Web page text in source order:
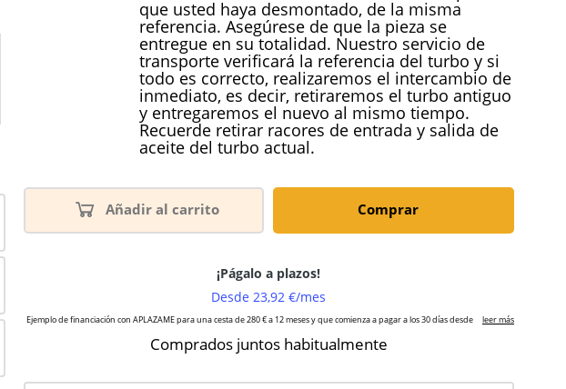
que usted haya desmontado, de la misma
referencia. Asegúrese de que la pieza se
entregue en su totalidad. Nuestro servicio de
transporte verificará la referencia del turbo y si
todo es correcto, realizaremos el intercambio de
inmediato, es decir, retiraremos el turbo antiguo
y entregaremos el nuevo al mismo tiempo.
Recuerde retirar racores de entrada y salida de
aceite del turbo actual.
Añadir al carrito Comprar
Comprados juntos habitualmente